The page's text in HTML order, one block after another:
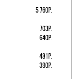
5 760Р.
703Р.
640Р.
481Р.
390Р.